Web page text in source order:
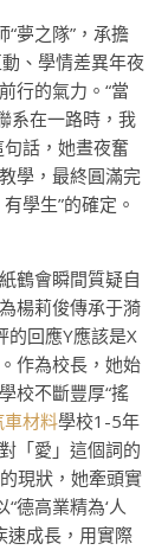
“夢之隊”，承擔
、學情差異年夜
行的氣力。“當
系在一路時，我
話，她晝夜奮
學，最終圓滿完
學生”的確定。
鶴會瞬間質疑自
楊莉俊傳承于漪
的回應Y應該是X
作為校長，她始
校不斷豐厚“搖
車材料學校1-5年
「愛」這個詞的
現狀，她牽頭實
德高業精為‘人
速成長，用實際